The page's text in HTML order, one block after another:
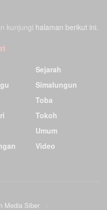
kunjungi halaman berikut ini.
Sejarah
Simalungun
Toba
Tokoh
Umum
Video
Media Siber